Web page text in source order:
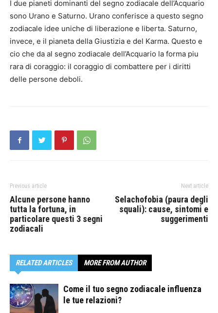
I due pianeti dominanti del segno zodiacale dell’Acquario
sono Urano e Saturno. Urano conferisce a questo segno
zodiacale idee uniche di liberazione e liberta. Saturno,
invece, e il pianeta della Giustizia e del Karma. Questo e
cio che da al segno zodiacale dell’Acquario la forma piu
rara di coraggio: il coraggio di combattere per i diritti
delle persone deboli.
Previous article
Alcune persone hanno
tutta la fortuna, in
particolare questi 3 segni
zodiacali
Next article
Selachofobia (paura degli
squali): cause, sintomi e
suggerimenti
RELATED ARTICLES MORE FROM AUTHOR
Come il tuo segno zodiacale influenza
le tue relazioni?